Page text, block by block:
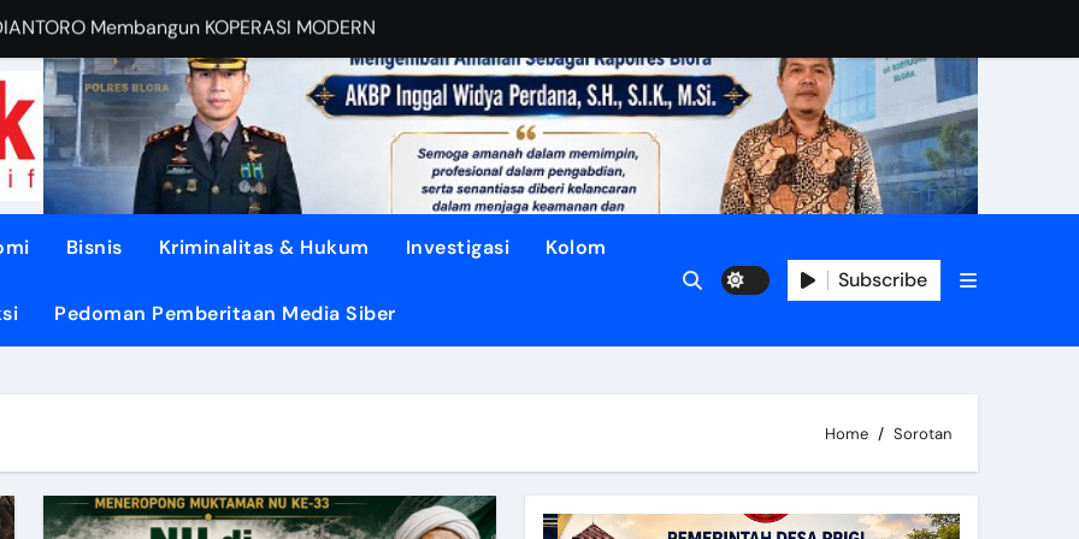
RUANG Publik
di TUNJUNGAN ke Provinsi
dari Oligarki
TEGASKAN BATAS
‘PERI AIR’
Demokrasi Daerah
Bisnis Kriminalitas & Hukum Investigasi Kolom
Pedoman Pemberitaan Media Siber
Subscribe
Home Sorotan